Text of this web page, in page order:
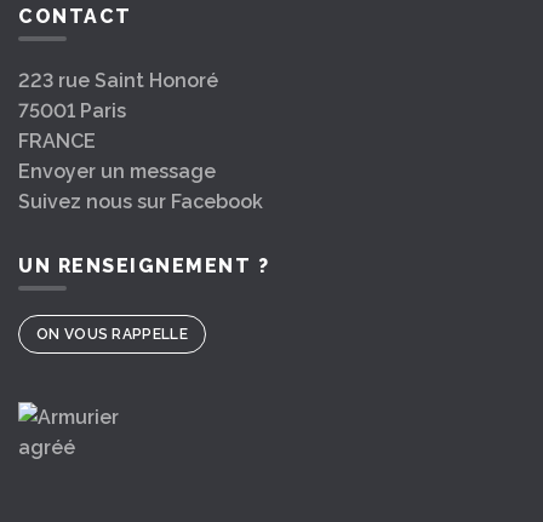
CONTACT
223 rue Saint Honoré
75001 Paris
FRANCE
Envoyer un message
Suivez nous sur Facebook
UN RENSEIGNEMENT ?
ON VOUS RAPPELLE